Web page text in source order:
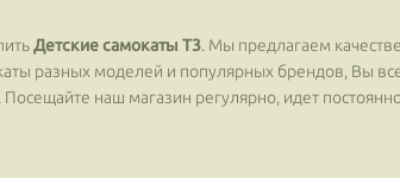
Детские самокаты T3. Мы предлагаем
разных моделей и популярных брендов, Вы
наш магазин регулярно, идет